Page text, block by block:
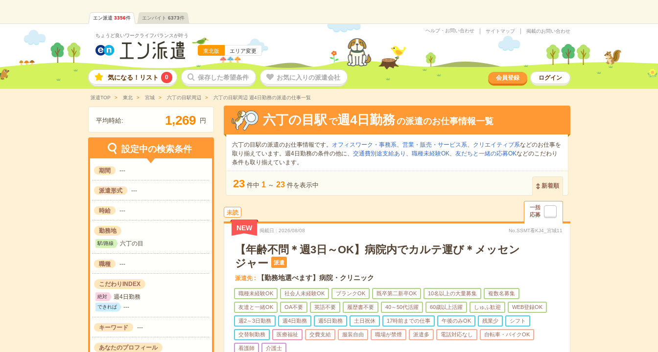
エン派遣 3356件 エンバイト 6373件
ちょうど良いワークライフバランスが叶う
東北版 エリア変更
ヘルプ・お問い合わせ サイトマップ 掲載のお問い合わせ
気になる！リスト 0 保存した希望条件 お気に入りの派遣会社 会員登録 ログイン
派遣TOP 東北 宮城 六丁の目駅周辺 六丁の目駅周辺 週4日勤務の派遣の仕事一覧
平均時給: 1,269 円
設定中の検索条件
期間 ---
派遣形式 ---
時給 ---
勤務地
駅/路線 六丁の目
職種 ---
こだわりINDEX
絶対 週4日勤務
できれば ---
キーワード ---
あなたのプロフィール
六丁の目駅 で週4日勤務の派遣のお仕事情報一覧
六丁の目駅の派遣のお仕事情報です。 オフィスワーク・事務系、 営業・販売・サービス系、 クリエイティブ系などのお仕事を
取り揃えています。週4日勤務の条件の他に、 交通費別途支給あり 、 職種未経験OK、 友だちと一緒の応募OKなどのこだわり
条件も取り揃えています。
23 件中 1 ～ 23 件を表示中 新着順
未読
一括
応募
NEW 掲載日 2026/08/08 No.SSMT看KJ4_宮城11
【年齢不問＊週3日～OK】病院内でカルテ運び＊メッセン
ジャー
派遣
派遣先 【勤務地選べます】病院・クリニック
職種未経験OK 社会人未経験OK ブランクOK 既卒第二新卒OK 10名以上の大量募集 複数名募集
友達と一緒OK OA不要 英語不要 履歴書不要 40～50代活躍 60歳以上活躍 しゅふ歓迎 WEB登録OK
週2～3日勤務 週4日勤務 週5日勤務 土日祝休 17時前までの仕事 午後のみOK 残業少 シフト
交替制勤務 医療福祉 交費支給 服装自由 職場が禁煙 派遣多 電話対応なし 自転車・バイクOK
看護師 介護士